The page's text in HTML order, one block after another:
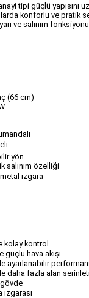
tipi güçlü yapısını
konforlu ve pratik
ve salınım
(66 cm)
yön
salınım özelliği
ızgara
kolay kontrol
güçlü hava akışı
ayarlanabilir
ile daha fazla alan
gövde